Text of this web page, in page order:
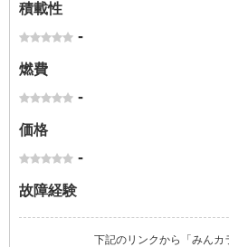
積載性
-
燃費
-
価格
-
故障経験
下記のリンクから「みんカ